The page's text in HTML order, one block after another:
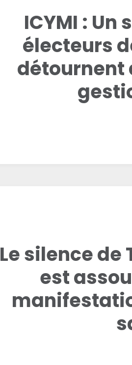
ICYMI :
électeurs
détournent
Le silence
est